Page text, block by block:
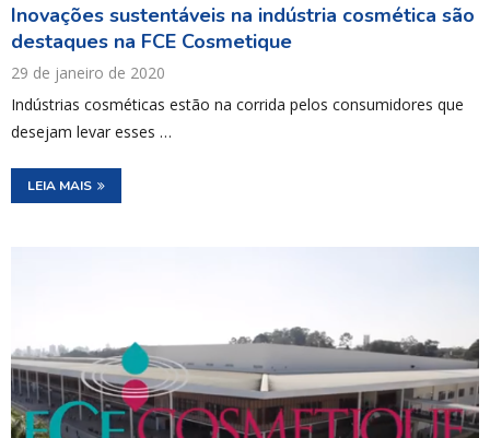
Inovações sustentáveis na indústria cosmética são
destaques na FCE Cosmetique
29 de janeiro de 2020
Indústrias cosméticas estão na corrida pelos consumidores que
desejam levar esses …
LEIA MAIS